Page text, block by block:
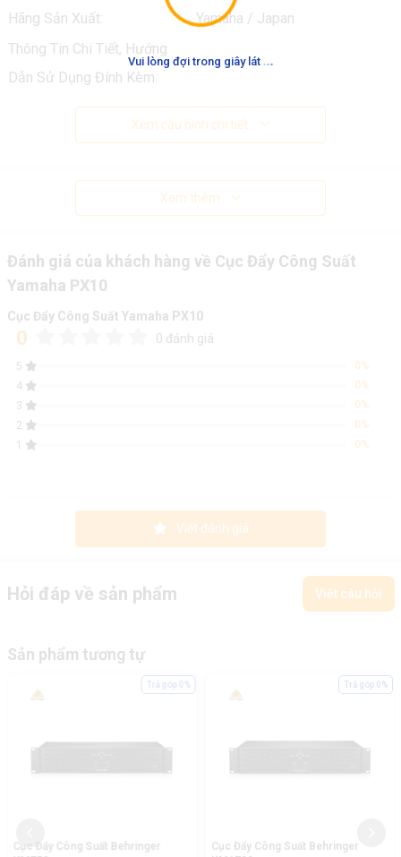
Vui lòng đợi trong giây lát ...
Hãng Sản Xuất:
Yamaha / Japan
Thông Tin Chi Tiết, Hướng
Dẫn Sử Dụng Đính Kèm:
Xem cấu hình chi tiết
Xem thêm
Đánh giá của khách hàng về Cục Đẩy Công Suất
Yamaha PX10
Cục Đẩy Công Suất Yamaha PX10
0 0 đánh giá
5
0%
4
0%
3
0%
2
0%
1
0%
Viết đánh giá
Hỏi đáp về sản phẩm Viết câu hỏi
Sản phẩm tương tự
Cục Đẩy Công Suất Behringer
Trả góp 0%
Cục Đẩy Công Suất Behringer
Trả góp 0%